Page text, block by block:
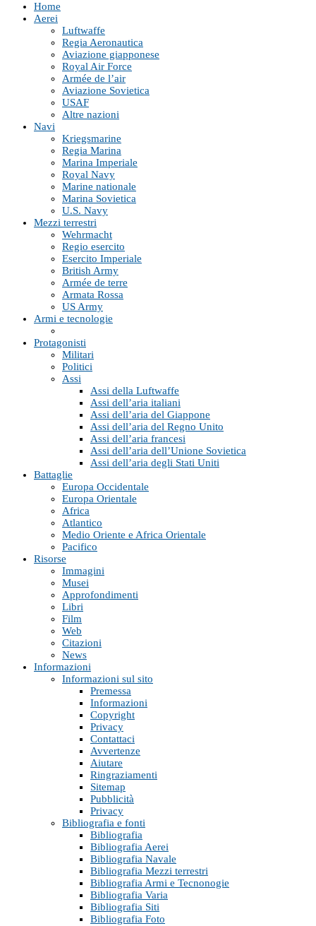
Home
Aerei
Luftwaffe
Regia Aeronautica
Aviazione giapponese
Royal Air Force
Armée de l’air
Aviazione Sovietica
USAF
Altre nazioni
Navi
Kriegsmarine
Regia Marina
Marina Imperiale
Royal Navy
Marine nationale
Marina Sovietica
U.S. Navy
Mezzi terrestri
Wehrmacht
Regio esercito
Esercito Imperiale
British Army
Armée de terre
Armata Rossa
US Army
Armi e tecnologie
Protagonisti
Militari
Politici
Assi
Assi della Luftwaffe
Assi dell’aria italiani
Assi dell’aria del Giappone
Assi dell’aria del Regno Unito
Assi dell’aria francesi
Assi dell’aria dell’Unione Sovietica
Assi dell’aria degli Stati Uniti
Battaglie
Europa Occidentale
Europa Orientale
Africa
Atlantico
Medio Oriente e Africa Orientale
Pacifico
Risorse
Immagini
Musei
Approfondimenti
Libri
Film
Web
Citazioni
News
Informazioni
Informazioni sul sito
Premessa
Informazioni
Copyright
Privacy
Contattaci
Avvertenze
Aiutare
Ringraziamenti
Sitemap
Pubblicità
Privacy
Bibliografia e fonti
Bibliografia
Bibliografia Aerei
Bibliografia Navale
Bibliografia Mezzi terrestri
Bibliografia Armi e Tecnonogie
Bibliografia Varia
Bibliografia Siti
Bibliografia Foto